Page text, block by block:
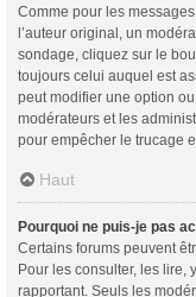
Comme pour les
l’auteur original, un
sondage, cliquez sur le
toujours celui auquel est
peut modifier une option
modérateurs et les
pour empêcher le trucage
Haut
Pourquoi ne puis-je pas
Certains forums peuvent
Pour les consulter, les lire,
rapportant. Seuls les